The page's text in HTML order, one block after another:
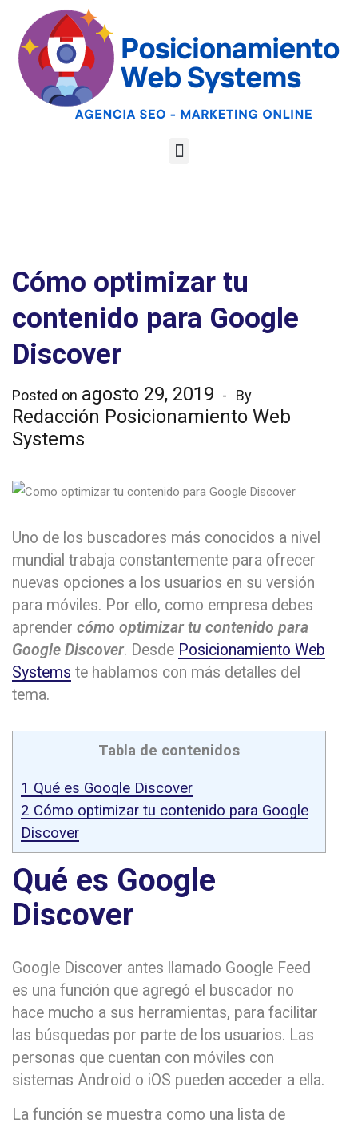
Cómo optimizar tu
contenido para Google
Discover
Posted on agosto 29, 2019 By
Redacción Posicionamiento Web
Systems
Uno de los buscadores más conocidos a nivel
mundial trabaja constantemente para ofrecer
nuevas opciones a los usuarios en su versión
para móviles. Por ello, como empresa debes
aprender cómo optimizar tu contenido para
Google Discover. Desde Posicionamiento Web
Systems te hablamos con más detalles del
tema.
Tabla de contenidos
1 Qué es Google Discover
2 Cómo optimizar tu contenido para Google
Discover
Qué es Google
Discover
Google Discover antes llamado Google Feed
es una función que agregó el buscador no
hace mucho a sus herramientas, para facilitar
las búsquedas por parte de los usuarios. Las
personas que cuentan con móviles con
sistemas Android o iOS pueden acceder a ella.
La función se muestra como una lista de
Optimiza tu web
para las AI
Google
Overviews y los
LLMs
Analiza tu web gratis